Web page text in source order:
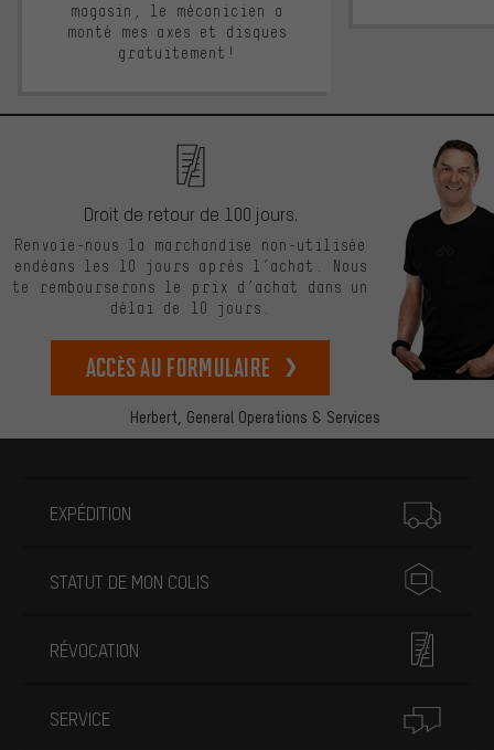
magasin, le mécanicien a
monté mes axes et disques
gratuitement!
Herbert, General Operations & Services
Droit de retour de 100 jours.
Renvoie-nous la marchandise non-utilisée
endéans les 10 jours après l’achat. Nous
te rembourserons le prix d’achat dans un
délai de 10 jours.
Accès au formulaire
EXPÉDITION
STATUT DE MON COLIS
RÉVOCATION
SERVICE